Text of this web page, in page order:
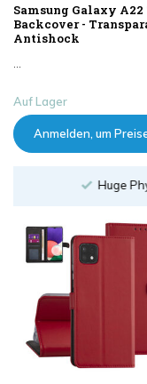
Samsung Galaxy A22
Backcover -
Antishock
Auf Lager
Anmelden, um